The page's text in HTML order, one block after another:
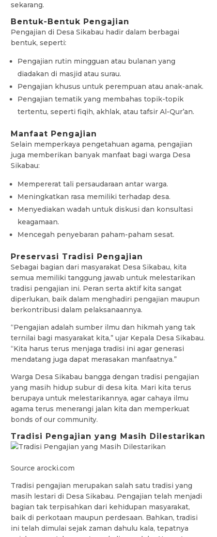
sekarang.
Bentuk-Bentuk Pengajian
Pengajian di Desa Sikabau hadir dalam berbagai
bentuk, seperti:
Pengajian rutin mingguan atau bulanan yang
diadakan di masjid atau surau.
Pengajian khusus untuk perempuan atau anak-anak.
Pengajian tematik yang membahas topik-topik
tertentu, seperti fiqih, akhlak, atau tafsir Al-Qur’an.
Manfaat Pengajian
Selain memperkaya pengetahuan agama, pengajian
juga memberikan banyak manfaat bagi warga Desa
Sikabau:
Mempererat tali persaudaraan antar warga.
Meningkatkan rasa memiliki terhadap desa.
Menyediakan wadah untuk diskusi dan konsultasi
keagamaan.
Mencegah penyebaran paham-paham sesat.
Preservasi Tradisi Pengajian
Sebagai bagian dari masyarakat Desa Sikabau, kita
semua memiliki tanggung jawab untuk melestarikan
tradisi pengajian ini. Peran serta aktif kita sangat
diperlukan, baik dalam menghadiri pengajian maupun
berkontribusi dalam pelaksanaannya.
“Pengajian adalah sumber ilmu dan hikmah yang tak
ternilai bagi masyarakat kita,” ujar Kepala Desa Sikabau.
“Kita harus terus menjaga tradisi ini agar generasi
mendatang juga dapat merasakan manfaatnya.”
Warga Desa Sikabau bangga dengan tradisi pengajian
yang masih hidup subur di desa kita. Mari kita terus
berupaya untuk melestarikannya, agar cahaya ilmu
agama terus menerangi jalan kita dan memperkuat
bonds of our community.
Tradisi Pengajian yang Masih Dilestarikan
Source arocki.com
Tradisi pengajian merupakan salah satu tradisi yang
masih lestari di Desa Sikabau. Pengajian telah menjadi
bagian tak terpisahkan dari kehidupan masyarakat,
baik di perkotaan maupun perdesaan. Bahkan, tradisi
ini telah dimulai sejak zaman dahulu kala, tepatnya